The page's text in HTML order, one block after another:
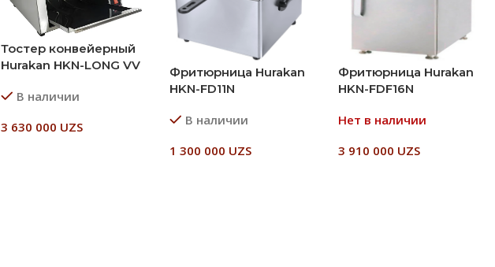
Тостер конвейерный
Hurakan HKN-LONG VV
В наличии
3 630 000 UZS
Фритюрница Hurakan
HKN-FD11N
В наличии
1 300 000 UZS
Фритюрница Hurakan
HKN-FDF16N
Нет в наличии
3 910 000 UZS